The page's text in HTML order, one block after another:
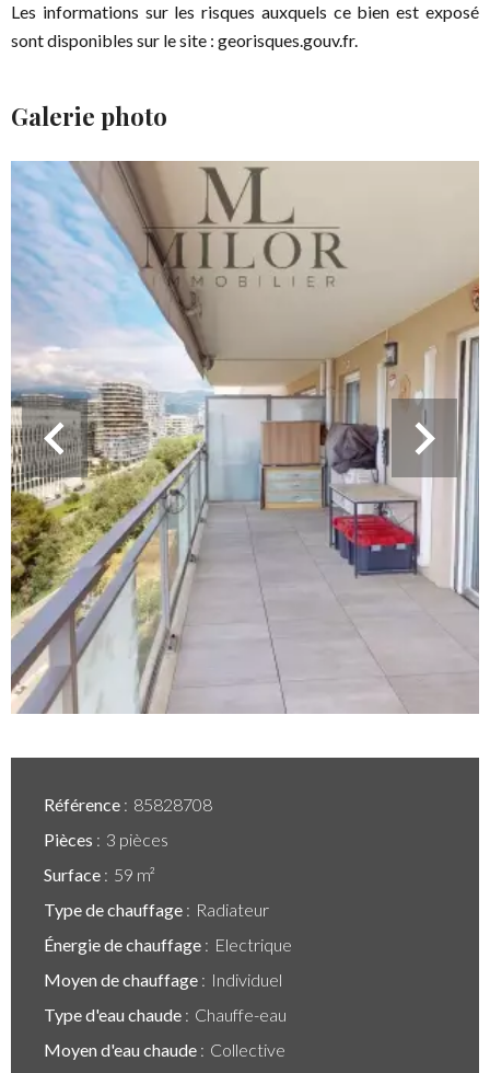
Les informations sur les risques auxquels ce bien est exposé
sont disponibles sur le site : georisques.gouv.fr.
Galerie photo
Référence
85828708
Pièces
3 pièces
Surface
59 m²
Type de chauffage
Radiateur
Énergie de chauffage
Electrique
Moyen de chauffage
Individuel
Type d'eau chaude
Chauffe-eau
Moyen d'eau chaude
Collective